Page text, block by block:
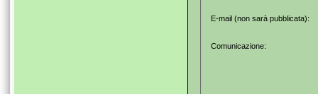
E-mail (non sarà pubblicata):
Comunicazione: